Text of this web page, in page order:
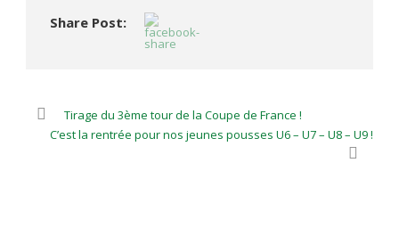
Share Post:
Tirage du 3ème tour de la Coupe de France !
C’est la rentrée pour nos jeunes pousses U6 – U7 – U8 – U9 !